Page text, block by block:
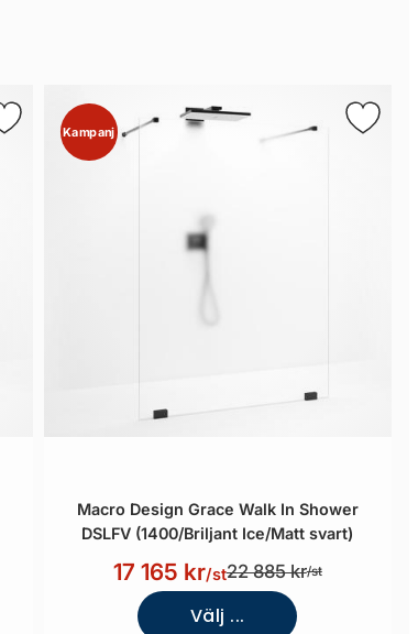
Kampanj
Macro Design Grace Walk In Shower
DSLFV (1400/Briljant Ice/Matt svart)
17 165 kr/st22 885 kr/st
Välj ...